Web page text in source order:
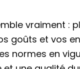
vraiment :
goûts et vos
normes en